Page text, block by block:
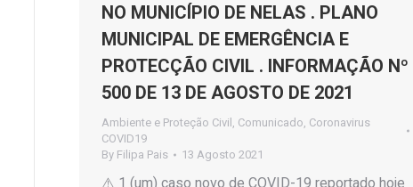
NO MUNICÍPIO DE NELAS . PLANO
MUNICIPAL DE EMERGÊNCIA E
PROTECÇÃO CIVIL . INFORMAÇÃO Nº
500 DE 13 DE AGOSTO DE 2021
Ambiente e Proteção Civil Comunicado Coronavirus
COVID19
By Filipa Pais 13 Agosto 2021
⚠️ 1 (um) caso novo de COVID-19 reportado hoje